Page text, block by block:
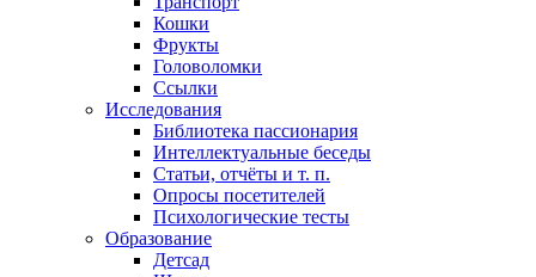
Кошки
Фрукты
Головоломки
Ссылки
Исследования
Библиотека пассионария
Интеллектуальные беседы
Статьи, отчёты и т. п.
Опросы посетителей
Психологические тесты
Образование
Детсад